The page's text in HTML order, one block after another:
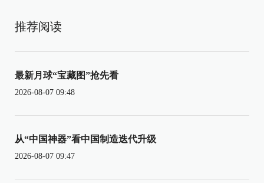
推荐阅读
最新月球“宝藏图”抢先看
2026-08-07 09:48
从“中国神器”看中国制造迭代升级
2026-08-07 09:47